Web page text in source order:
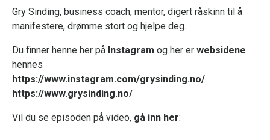
Gry Sinding, business coach, mentor, digert råskinn til å
manifestere, drømme stort og hjelpe deg.
Du finner henne her på Instagram og her er websidene
hennes
https://www.instagram.com/grysinding.no/
https://www.grysinding.no/
Vil du se episoden på video, gå inn her: